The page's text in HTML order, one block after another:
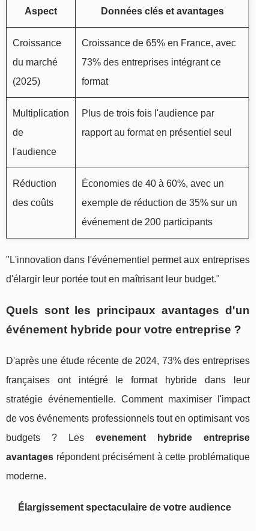
Aspect Données clés et avantages
Croissance
du marché
(2025)
Croissance de 65% en France, avec
73% des entreprises intégrant ce
format
Multiplication
de
l'audience
Plus de trois fois l'audience par
rapport au format en présentiel seul
Réduction
des coûts
Économies de 40 à 60%, avec un
exemple de réduction de 35% sur un
événement de 200 participants
"L'innovation dans l'événementiel permet aux entreprises
d'élargir leur portée tout en maîtrisant leur budget."
Quels sont les principaux avantages d'un
événement hybride pour votre entreprise ?
D'après une étude récente de 2024, 73% des entreprises
françaises ont intégré le format hybride dans leur
stratégie événementielle. Comment maximiser l'impact
de vos événements professionnels tout en optimisant vos
budgets ? Les evenement hybride entreprise
avantages répondent précisément à cette problématique
moderne.
Élargissement spectaculaire de votre audience